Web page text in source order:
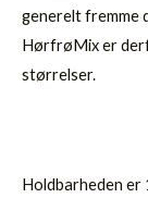
generelt fremme
HørfrøMix er
størrelser.
Holdbarheden er